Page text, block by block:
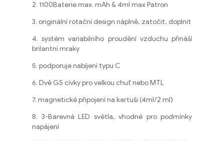
2. 1100Baterie max. mAh & 4ml max Patron
3. originální rotační design náplně, zatočit, doplnit
4. systém variabilního proudění vzduchu přináší
brilantní mraky
5. podporuje nabíjení typu C
6. Dvě GS cívky pro velkou chuť nebo MTL
7. magnetické připojení na kartuši (4ml/2 ml)
8. 3-Barevná LED světla, vhodné pro podmínky
napájení